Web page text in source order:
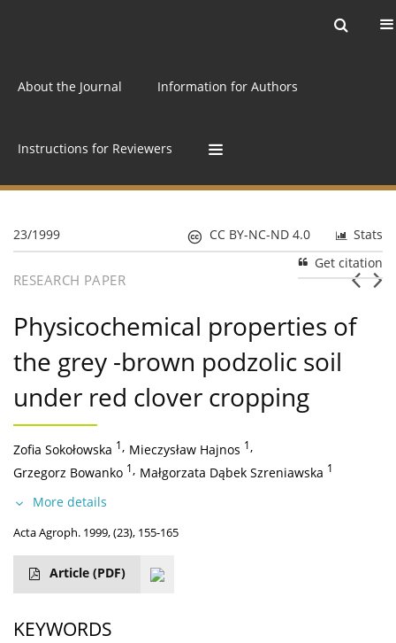
About the Journal Information for Authors
Instructions for Reviewers
23/1999 Stats
CC BY-NC-ND 4.0
Get citation
RESEARCH PAPER
Physicochemical properties of
the grey -brown podzolic soil
under red clover cropping
Zofia Sokołowska 1, Mieczysław Hajnos 1,
Grzegorz Bowanko 1, Małgorzata Dąbek Szreniawska 1
More details
Acta Agroph. 1999, (23), 155-165
Article (PDF)
KEYWORDS